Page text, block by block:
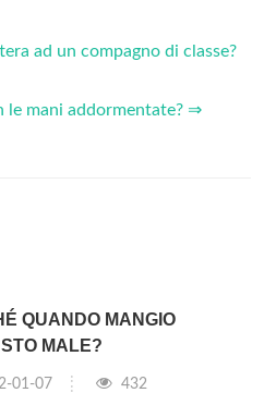
ad un compagno di classe?
le mani addormentate? ⇒
QUANDO MANGIO
MALE?
01-07 432